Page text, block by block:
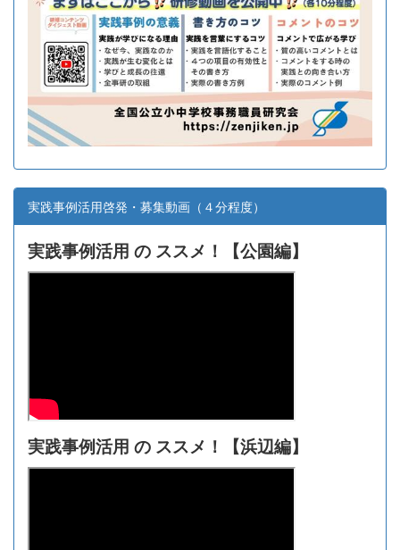
実践事例活用啓発・募集動画（４分程度）
実践事例活用 の ススメ！【公園編】
実践事例活用 の ススメ！【浜辺編】